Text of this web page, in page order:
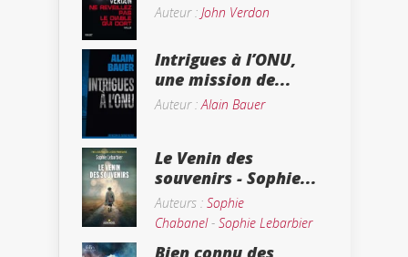
Auteur : John Verdon
Intrigues à l’ONU,
une mission de...
Auteur :Alain Bauer
Le Venin des
souvenirs - Sophie...
Auteurs : Sophie
Chabanel- Sophie Lebarbier
Bien connu des